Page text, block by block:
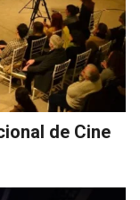
de Cine